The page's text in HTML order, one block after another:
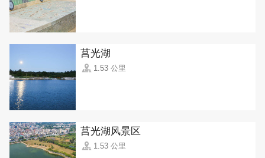
莒光湖
1.53 公里
莒光湖风景区
1.53 公里